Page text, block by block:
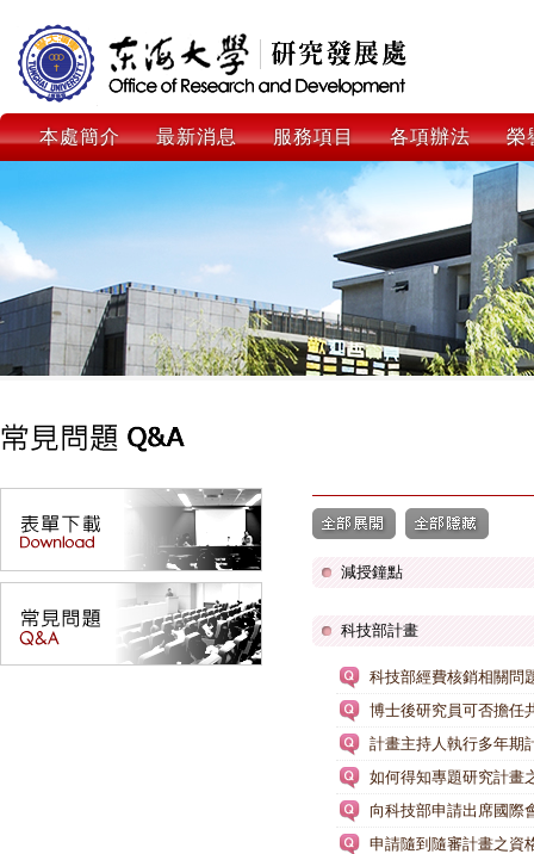
本處簡介 最新消息 服務項目 各項辦法 榮
減授鐘點
科技部計畫
科技部經費核銷相關問
博士後研究員可否擔任
計畫主持人執行多年期
如何得知專題研究計畫
向科技部申請出席國際
申請隨到隨審計畫之資